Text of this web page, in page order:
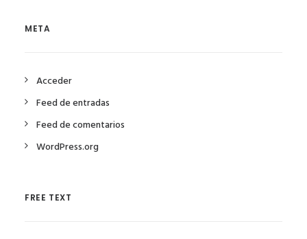
META
Acceder
Feed de entradas
Feed de comentarios
WordPress.org
FREE TEXT